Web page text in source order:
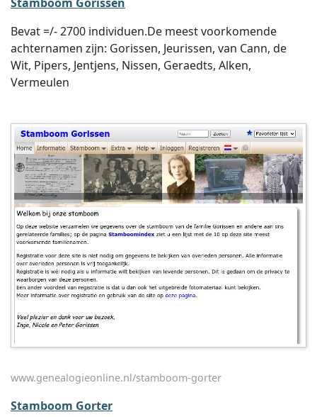
Bevat =/- 2700 individuen.De meest voorkomende
achternamen zijn: Gorissen, Jeurissen, van Cann, de
Wit, Pipers, Jentjens, Nissen, Geraedts, Alken,
Vermeulen
www.genealogieonline.nl/stamboom-gorter
Stamboom Gorter